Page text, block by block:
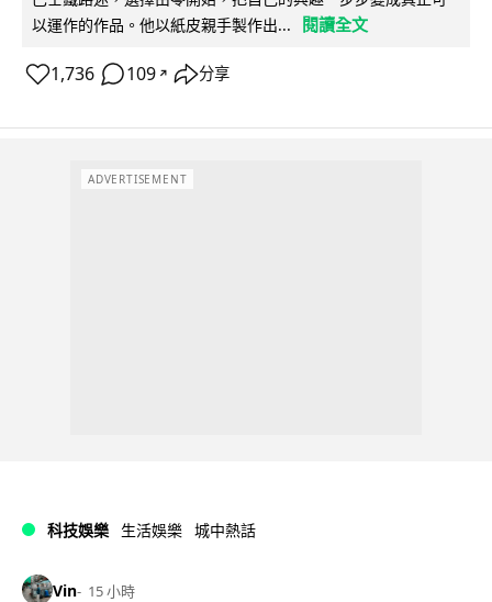
以運作的作品。他以紙皮親手製作出...
閱讀全文
1,736 109 ↗ 分享
ADVERTISEMENT
科技娛樂 生活娛樂 城中熱話
Vin 15 小時